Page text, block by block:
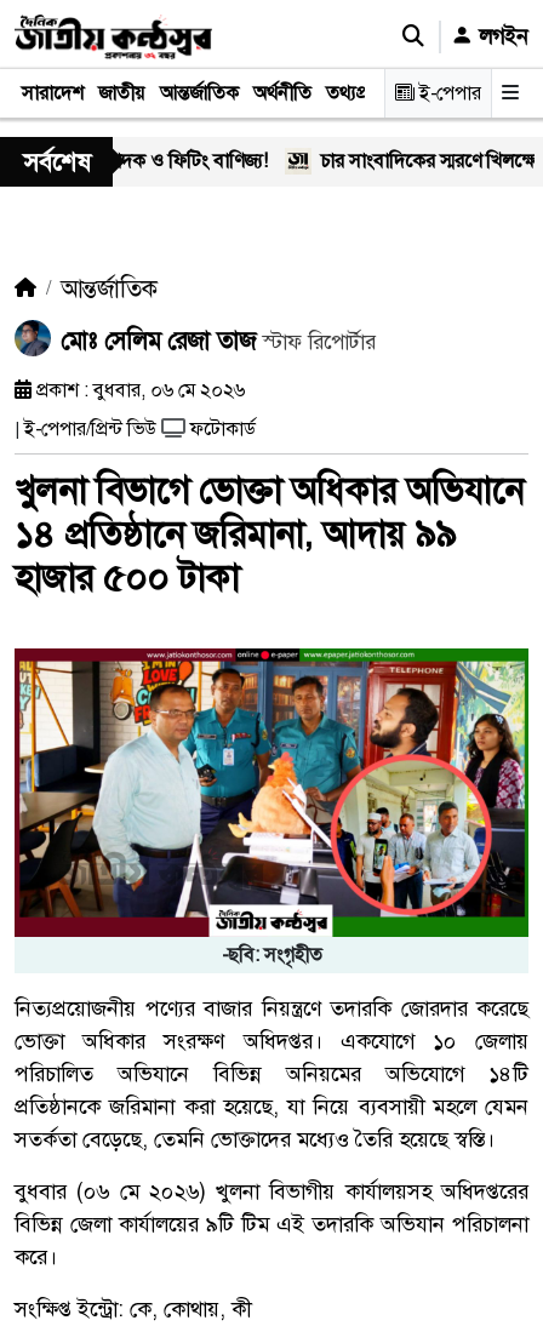
লগইন
সারাদেশ জাতীয় আন্তর্জাতিক অর্থনীতি তথ্যপ্রযুক্তি স্বাস্থ্য আইন-
ই-পেপার
সর্বশেষ
এর মাদক ও ফিটিং বাণিজ্য! চার সাংবাদিকের স্মরণে খিলক্ষেত
আন্তর্জাতিক
মোঃ সেলিম রেজা তাজস্টাফ রিপোর্টার
প্রকাশ : বুধবার, ০৬ মে ২০২৬
| ই-পেপার/প্রিন্ট ভিউ ফটোকার্ড
খুলনা বিভাগে ভোক্তা অধিকার অভিযানে
১৪ প্রতিষ্ঠানে জরিমানা, আদায় ৯৯
হাজার ৫০০ টাকা
-ছবি: সংগৃহীত
নিত্যপ্রয়োজনীয় পণ্যের বাজার নিয়ন্ত্রণে তদারকি জোরদার করেছে
ভোক্তা অধিকার সংরক্ষণ অধিদপ্তর। একযোগে ১০ জেলায়
পরিচালিত অভিযানে বিভিন্ন অনিয়মের অভিযোগে ১৪টি
প্রতিষ্ঠানকে জরিমানা করা হয়েছে, যা নিয়ে ব্যবসায়ী মহলে যেমন
সতর্কতা বেড়েছে, তেমনি ভোক্তাদের মধ্যেও তৈরি হয়েছে স্বস্তি।
বুধবার (০৬ মে ২০২৬) খুলনা বিভাগীয় কার্যালয়সহ অধিদপ্তরের
বিভিন্ন জেলা কার্যালয়ের ৯টি টিম এই তদারকি অভিযান পরিচালনা
করে।
সংক্ষিপ্ত ইন্ট্রো: কে, কোথায়, কী